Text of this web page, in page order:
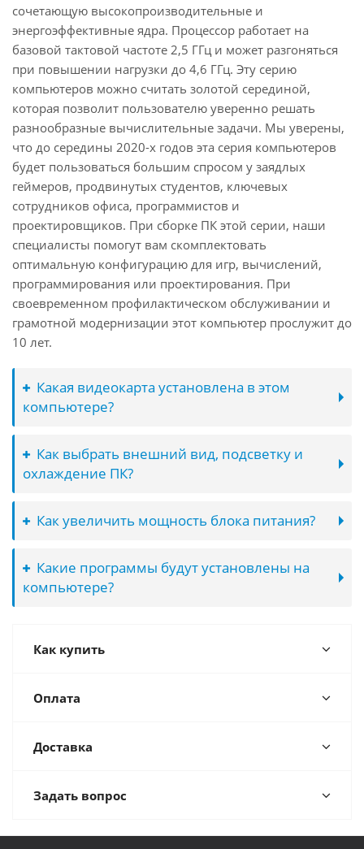
сочетающую высокопроизводительные и
энергоэффективные ядра. Процессор работает на
базовой тактовой частоте 2,5 ГГц и может разгоняться
при повышении нагрузки до 4,6 ГГц. Эту серию
компьютеров можно считать золотой серединой,
которая позволит пользователю уверенно решать
разнообразные вычислительные задачи. Мы уверены,
что до середины 2020-х годов эта серия компьютеров
будет пользоваться большим спросом у заядлых
геймеров, продвинутых студентов, ключевых
сотрудников офиса, программистов и
проектировщиков. При сборке ПК этой серии, наши
специалисты помогут вам скомплектовать
оптимальную конфигурацию для игр, вычислений,
программирования или проектирования. При
своевременном профилактическом обслуживании и
грамотной модернизации этот компьютер прослужит до
10 лет.
Какая видеокарта установлена в этом
компьютере?
Как выбрать внешний вид, подсветку и
охлаждение ПК?
Как увеличить мощность блока питания?
Какие программы будут установлены на
компьютере?
Как купить
Оплата
Доставка
Задать вопрос